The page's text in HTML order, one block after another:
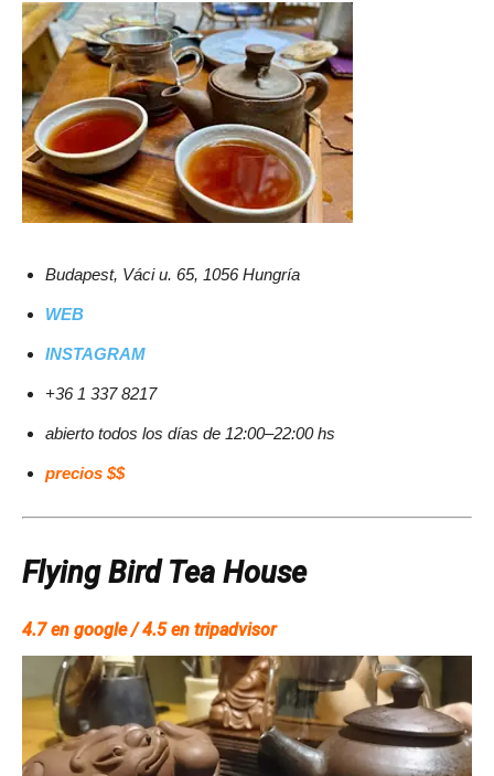
Budapest, Váci u. 65, 1056 Hungría
WEB
INSTAGRAM
+36 1 337 8217
abierto todos los días de 12:00–22:00 hs
precios $$
Flying Bird Tea House
4.7 en google / 4.5 en tripadvisor